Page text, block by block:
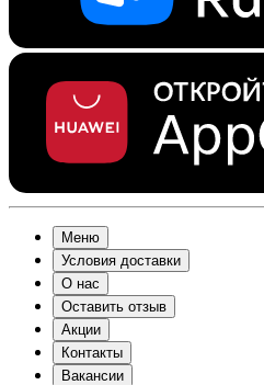
Меню
Условия доставки
О нас
Оставить отзыв
Акции
Контакты
Вакансии